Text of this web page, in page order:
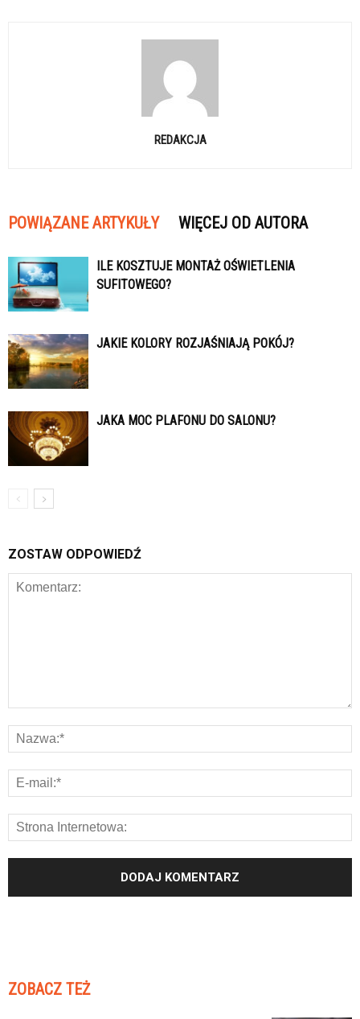
REDAKCJA
POWIĄZANE ARTYKUŁY WIĘCEJ OD AUTORA
ILE KOSZTUJE MONTAŻ OŚWIETLENIA
SUFITOWEGO?
JAKIE KOLORY ROZJAŚNIAJĄ POKÓJ?
JAKA MOC PLAFONU DO SALONU?
ZOSTAW ODPOWIEDŹ
ZOBACZ TEŻ